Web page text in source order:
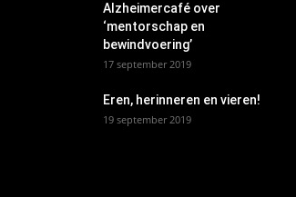
Alzheimercafé over
‘mentorschap en
bewindvoering’
17 september 2019
Eren, herinneren en vieren!
19 september 2019